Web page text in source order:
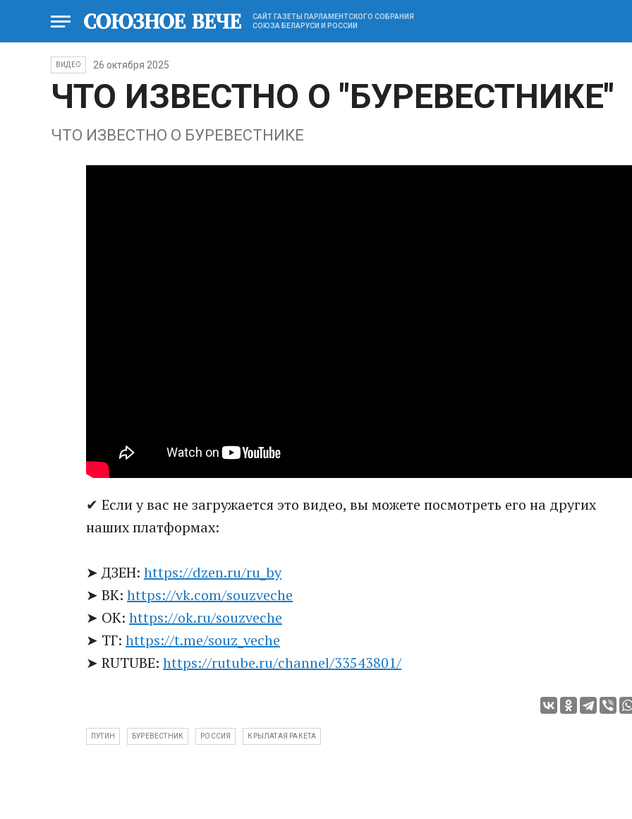
САЙТ ГАЗЕТЫ ПАРЛАМЕНТСКОГО СОБРАНИЯ
СОЮЗА БЕЛАРУСИ И РОССИИ
ВИДЕО 26 октября 2025
ЧТО ИЗВЕСТНО О "БУРЕВЕСТНИКЕ"
ЧТО ИЗВЕСТНО О БУРЕВЕСТНИКЕ
✔ Если у вас не загружается это видео, вы можете посмотреть его на других
наших платформах:
➤ ДЗЕН: https://dzen.ru/ru_by
➤ ВК: https://vk.com/souzveche
➤ ОК: https://ok.ru/souzveche
➤ ТГ: https://t.me/souz_veche
➤ RUTUBE: https://rutube.ru/channel/33543801/
ПУТИН БУРЕВЕСТНИК РОССИЯ КРЫЛАТАЯ РАКЕТА